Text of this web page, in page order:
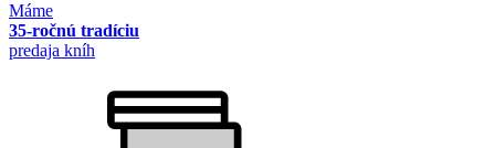
Máme
35-ročnú tradíciu
predaja kníh